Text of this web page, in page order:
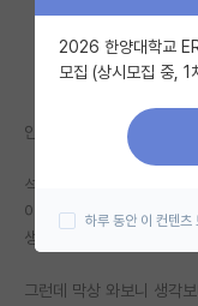
자유 게시판(아무
미국 유학 게시판
미국 대학원 합격
대학원생 모집 게
연구실(PI) 홍보
석박사 채용 정보
안녕하세요. 수도권 대학
석사 진학 전에는 연구실
야기도 하고, 힘든 부분이
생각했는데요.
그런데 막상 와보니 생각
2026 한양대학교
모집 (상시모집 중,
하루 동안 이 컨텐츠